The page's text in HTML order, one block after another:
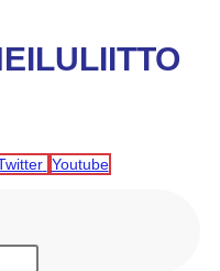
Youtube